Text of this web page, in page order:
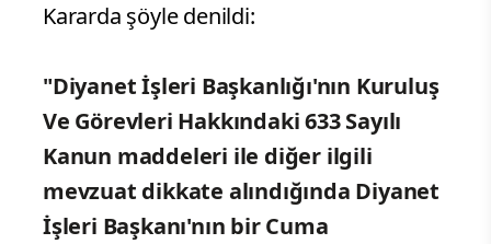
Kararda şöyle denildi:
"Diyanet İşleri Başkanlığı'nın Kuruluş
Ve Görevleri Hakkındaki 633 Sayılı
Kanun maddeleri ile diğer ilgili
mevzuat dikkate alındığında Diyanet
İşleri Başkanı'nın bir Cuma